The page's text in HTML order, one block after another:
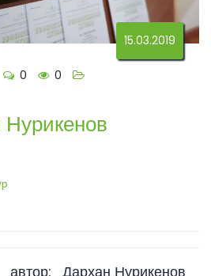
15.03.2019
0 0
автор: Дархан Нурикенов